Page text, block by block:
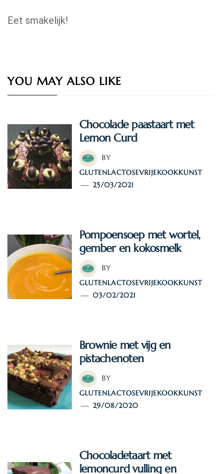
Eet smakelijk!
YOU MAY ALSO LIKE
Chocolade paastaart met
Lemon Curd
BY
GLUTENLACTOSEVRIJEKOOKKUNST
25/03/2021
Pompoensoep met wortel,
gember en kokosmelk
BY
GLUTENLACTOSEVRIJEKOOKKUNST
03/02/2021
Brownie met vijg en
pistachenoten
BY
GLUTENLACTOSEVRIJEKOOKKUNST
29/08/2020
Chocoladetaart met
lemoncurd vulling en